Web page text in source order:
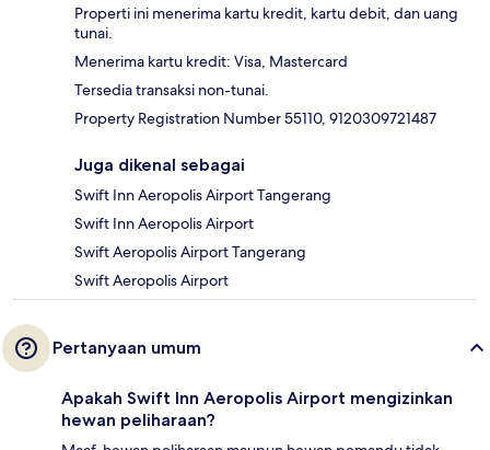
Properti ini menerima kartu kredit, kartu debit, dan uang
tunai.
Menerima kartu kredit: Visa, Mastercard
Tersedia transaksi non-tunai.
Property Registration Number 55110, 9120309721487
Juga dikenal sebagai
Swift Inn Aeropolis Airport Tangerang
Swift Inn Aeropolis Airport
Swift Aeropolis Airport Tangerang
Swift Aeropolis Airport
Pertanyaan umum
Apakah Swift Inn Aeropolis Airport mengizinkan
hewan peliharaan?